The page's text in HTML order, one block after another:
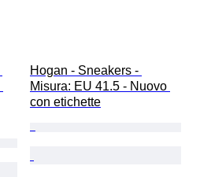
Hogan - Sneakers -
Misura: EU 41.5 - Nuovo
con etichette